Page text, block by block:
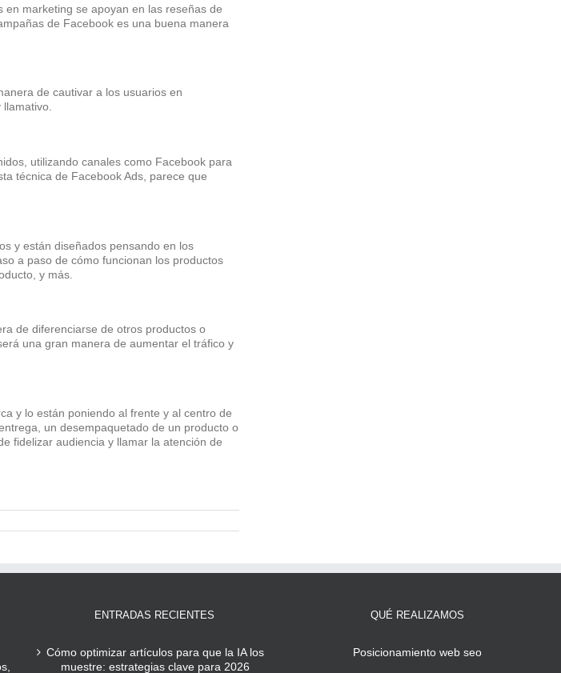
marketing se apoyan en las reseñas de
de Facebook es una buena manera
de cautivar a los usuarios en
llamativo.
utilizando canales como Facebook para
técnica de Facebook Ads, parece que
y están diseñados pensando en los
a paso de cómo funcionan los productos
y más.
de diferenciarse de otros productos o
una gran manera de aumentar el tráfico y
y lo están poniendo al frente y al centro de
un desempaquetado de un producto o
fidelizar audiencia y llamar la atención de
ENTRADAS RECIENTES
Cómo optimizar artículos para que la IA los
muestre: estrategias clave para 2026
QUÉ REALIZAMOS
Posicionamiento web seo